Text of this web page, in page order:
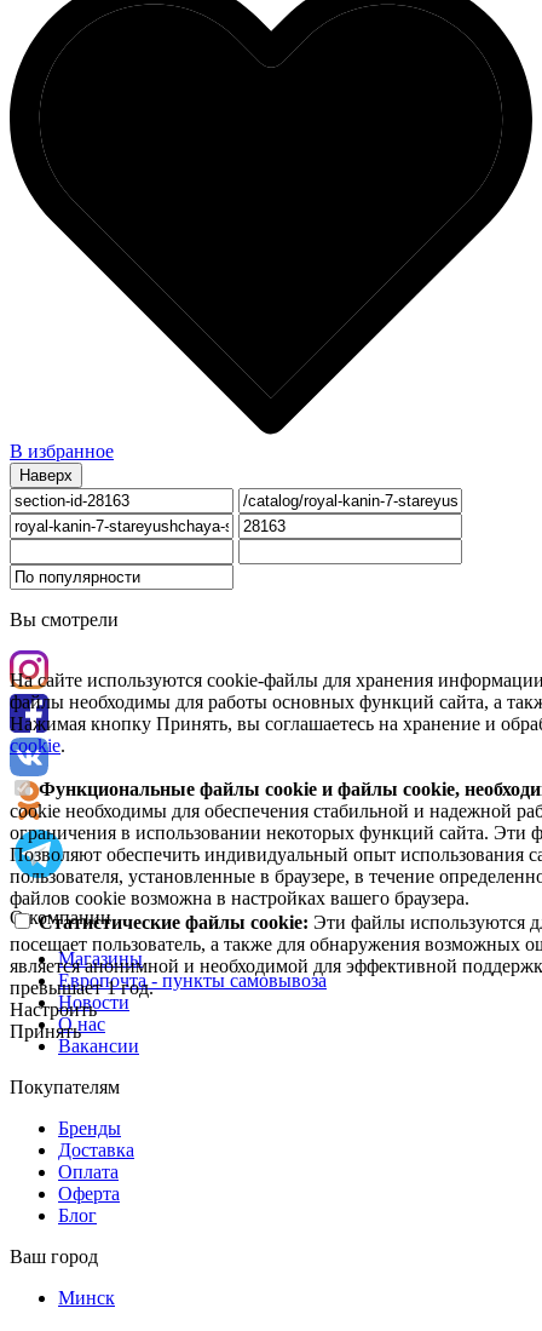
В избранное
Наверх
Вы смотрели
На сайте используются cookie-файлы для хранения
файлы необходимы для работы основных функций сайта, а
Нажимая кнопку Принять, вы соглашаетесь на хранение и
cookie.
Функциональные файлы cookie и файлы cookie,
cookie необходимы для обеспечения стабильной и надежной
ограничения в использовании некоторых функций сайта. Эти
Позволяют обеспечить индивидуальный опыт использования
пользователя, установленные в браузере, в течение
файлов cookie возможна в настройках вашего браузера.
Статистические файлы cookie: Эти файлы используются
посещает пользователь, а также для обнаружения возможных
является анонимной и необходимой для эффективной
превышает 1 год.
Настроить
Принять
О компании
Магазины
Европочта - пункты самовывоза
Новости
О нас
Вакансии
Покупателям
Бренды
Доставка
Оплата
Оферта
Блог
Ваш город
Минск